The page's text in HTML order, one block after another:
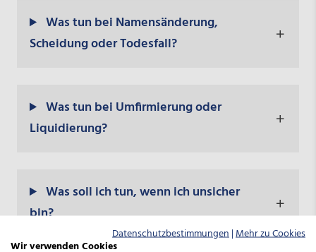
Was tun bei Namensänderung,
Scheidung oder Todesfall?
Was tun bei Umfirmierung oder
Liquidierung?
Was soll ich tun, wenn ich unsicher
bin?
Datenschutzbestimmungen|Mehr zu Cookies
Wir verwenden Cookies